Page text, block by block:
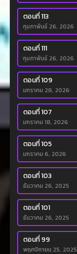
ตอนที่ 113
กุมภาพันธ์ 26, 2026
ตอนที่ 111
กุมภาพันธ์ 26, 2026
ตอนที่ 109
มกราคม 28, 2026
ตอนที่ 107
มกราคม 18, 2026
ตอนที่ 105
มกราคม 6, 2026
ตอนที่ 103
ธันวาคม 26, 2025
ตอนที่ 101
ธันวาคม 26, 2025
ตอนที่ 99
พฤศจิกายน 25, 2025